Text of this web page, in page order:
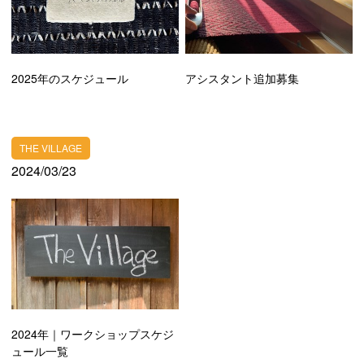
2025年のスケジュール アシスタント追加募集
THE VILLAGE
2024/03/23
2024年｜ワークショップスケジ
ュール一覧